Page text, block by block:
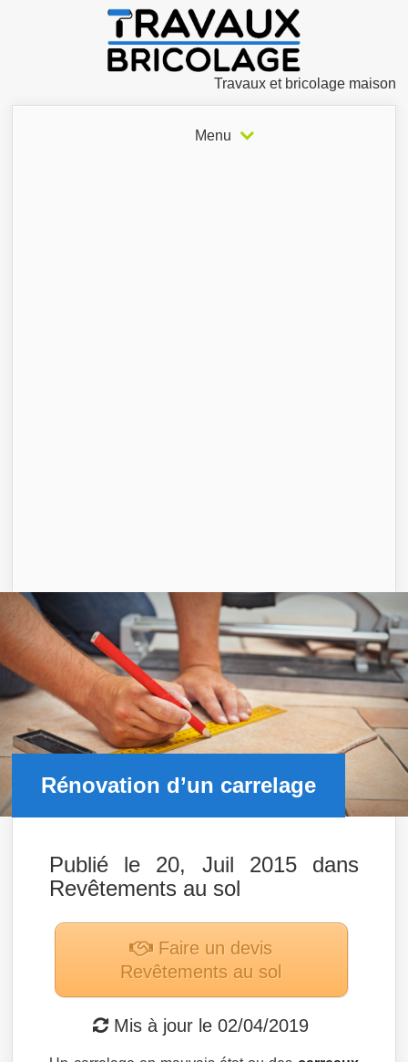
Travaux et bricolage maison
Menu
Rénovation d’un carrelage
Publié le 20, Juil 2015 dans
Revêtements au sol
Faire un devis
Revêtements au sol
Mis à jour le02/04/2019